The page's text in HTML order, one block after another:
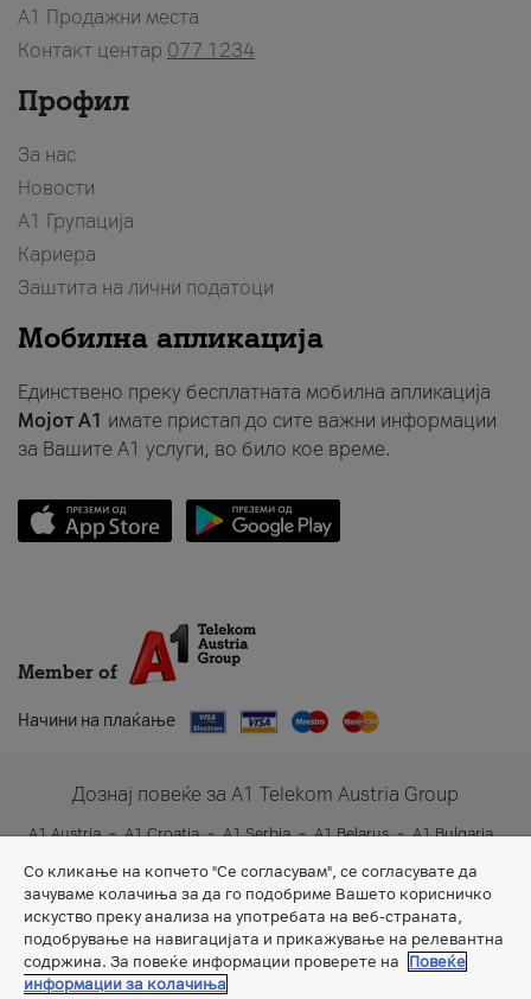
A1 Продажни места
Контакт центар 077 1234
Профил
За нас
Новости
А1 Групација
Кариера
Заштита на лични податоци
Мобилна апликација
Единствено преку бесплатната мобилна апликација
Мојот A1 имате пристап до сите важни информации
за Вашите A1 услуги, во било кое време.
Member of
Начини на плаќање
Дознај повеќе за A1 Telekom Austria Group
A1 Austria A1 Croatia A1 Serbia A1 Belarus
A1 Bulgaria
A1 Slovenia
A1 Digital
Со кликање на копчето "Се согласувам", се согласувате да
зачуваме колачиња за да го подобриме Вашето корисничко
искуство преку анализа на употребата на веб-страната,
подобрување на навигацијата и прикажување на релевантна
содржина. За повеќе информации проверете на
Повеќе
информации за колачиња